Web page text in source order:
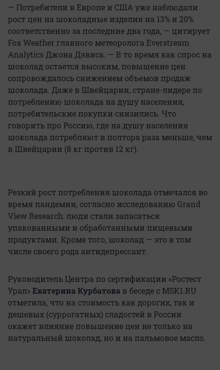
— Потребители в Европе и США уже наблюдали
рост цен на шоколадные изделия на 13% и 20%
соответственно за последние два года, — цитирует
Fox Weather главного метеоролога Everstream
Analytics Джона Дэвиса. — В то время как спрос на
шоколад остается высоким, повышение цен
сопровождалось снижением объемов продаж
шоколада. Даже в Швейцарии, стране-лидере по
потреблению шоколада на душу населения,
потребительские покупки снизились. Что
говорить про Россию, где на душу населения
шоколада потребляют в полтора раза меньше, чем
в Швейцарии (8 кг против 12 кг).
Резкий рост потребления шоколада отмечался во
время пандемии, согласно исследованию Grand
View Research: люди стали запасаться
упакованными и обработанными пищевыми
продуктами. Кроме того, шоколад — это в том
числе своего рода антидепрессант.
Руководитель Центра по сертификации «Ростест
Урал»Екатерина Курбатова в беседе с MSK1.RU
отметила, что на стоимость как дорогих, так и
дешевых (суррогатных) сладостей в России
окажет влияние повышение цен не только на
натуральный шоколад, но и на пальмовое масло.